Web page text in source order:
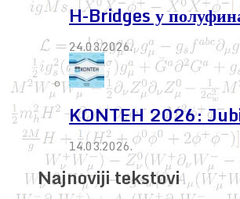
H-Bridges у
24.03.2026.
KONTEH 2026:
14.03.2026.
Najnoviji tekstovi